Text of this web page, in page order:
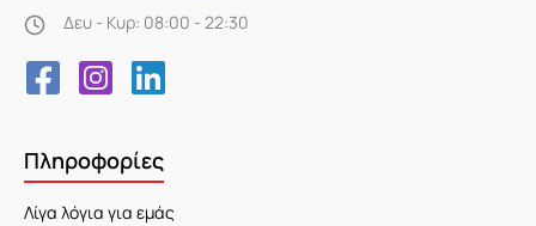
Δευ - Κυρ: 08:00 - 22:30
Πληροφορίες
Λίγα λόγια για εμάς